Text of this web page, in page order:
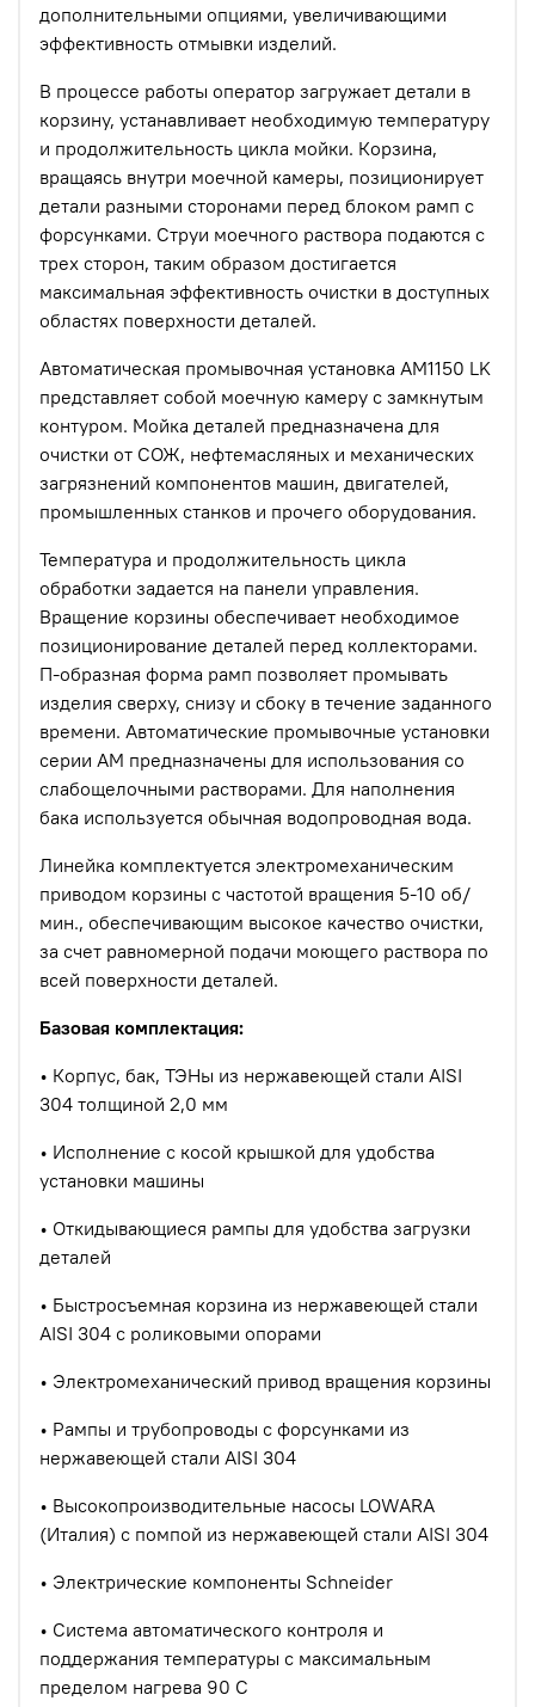
дополнительными опциями, увеличивающими
эффективность отмывки изделий.
В процессе работы оператор загружает детали в
корзину, устанавливает необходимую температуру
и продолжительность цикла мойки. Корзина,
вращаясь внутри моечной камеры, позиционирует
детали разными сторонами перед блоком рамп с
форсунками. Струи моечного раствора подаются с
трех сторон, таким образом достигается
максимальная эффективность очистки в доступных
областях поверхности деталей.
Автоматическая промывочная установка АМ1150 LK
представляет собой моечную камеру с замкнутым
контуром. Мойка деталей предназначена для
очистки от СОЖ, нефтемасляных и механических
загрязнений компонентов машин, двигателей,
промышленных станков и прочего оборудования.
Температура и продолжительность цикла
обработки задается на панели управления.
Вращение корзины обеспечивает необходимое
позиционирование деталей перед коллекторами.
П-образная форма рамп позволяет промывать
изделия сверху, снизу и сбоку в течение заданного
времени. Автоматические промывочные установки
серии АМ предназначены для использования со
слабощелочными растворами. Для наполнения
бака используется обычная водопроводная вода.
Линейка комплектуется электромеханическим
приводом корзины с частотой вращения 5-10 об/
мин., обеспечивающим высокое качество очистки,
за счет равномерной подачи моющего раствора по
всей поверхности деталей.
Базовая комплектация:
• Корпус, бак, ТЭНы из нержавеющей стали AISI
304 толщиной 2,0 мм
• Исполнение с косой крышкой для удобства
установки машины
• Откидывающиеся рампы для удобства загрузки
деталей
• Быстросъемная корзина из нержавеющей стали
AISI 304 с роликовыми опорами
• Электромеханический привод вращения корзины
• Рампы и трубопроводы с форсунками из
нержавеющей стали AISI 304
• Высокопроизводительные насосы LOWARA
(Италия) с помпой из нержавеющей стали AISI 304
• Электрические компоненты Schneider
• Система автоматического контроля и
поддержания температуры с максимальным
пределом нагрева 90 С